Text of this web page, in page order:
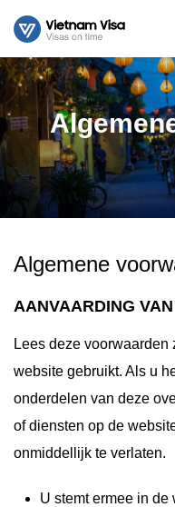
Algemene
AANVAARDING
Lees deze
website gebruikt. Als u
onderdelen van deze
of diensten op de
onmiddellijk te verlaten.
U stemt ermee in